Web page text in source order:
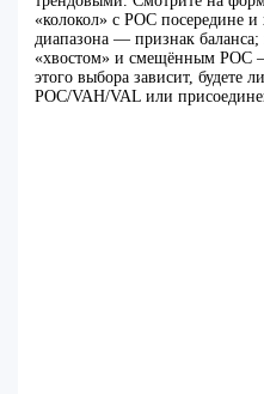
«колокол» с POC посередине
диапазона — признак
«хвостом» и смещённым POC
этого выбора зависит, будете
POC/VAH/VAL или